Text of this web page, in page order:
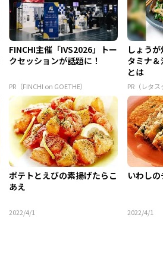
FINCHI主催「IVS2026」トー
クセッションが話題に！
PR（FINCHI on GOETHE）
しょう
タミナ
とは
PR（レタス
ポテトとえびの素揚げたらこ
あえ
2022/4/1
いわし
2022/4/1